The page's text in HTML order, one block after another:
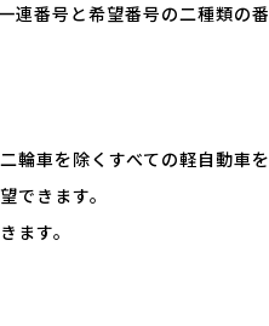
連番号と希望番号の二種類の番
輪車を除くすべての軽自動車を
できます。
す。